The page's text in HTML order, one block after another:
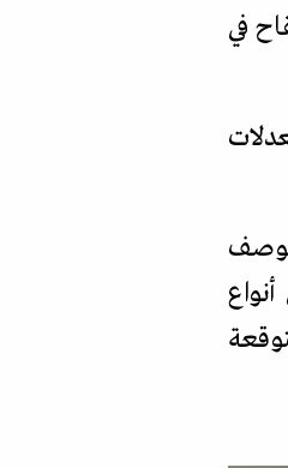
اللقاح في
توصف